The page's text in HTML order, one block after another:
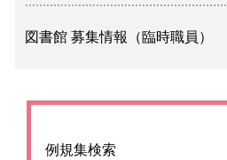
図書館 募集情報（臨時職員）
例規集検索